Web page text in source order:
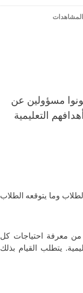
مسؤولين عن
التعليمية
وما يتوقعه الطلاب
من معرفة احتياجات كل
يتطلب القيام بذلك